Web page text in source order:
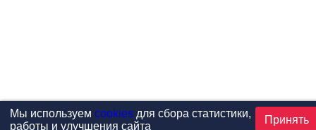
Мы используем cookiesдля сбора статистики,
работы и улучшения сайта
Принять